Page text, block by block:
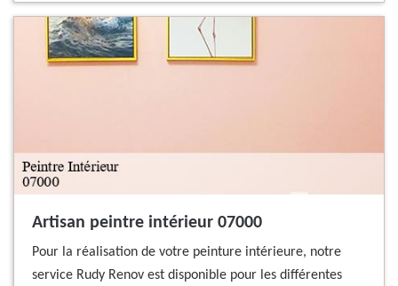
Artisan peintre intérieur 07000
Pour la réalisation de votre peinture intérieure, notre
service Rudy Renov est disponible pour les différentes